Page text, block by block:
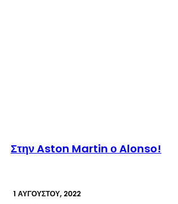
Στην Aston Martin ο Alonso!
1 ΑΥΓΟΎΣΤΟΥ, 2022